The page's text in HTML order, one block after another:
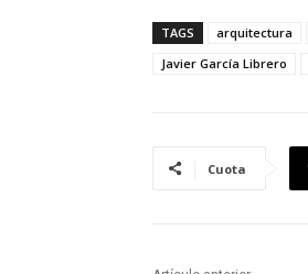
TAGS arquitectura
Javier García Librero
Cuota